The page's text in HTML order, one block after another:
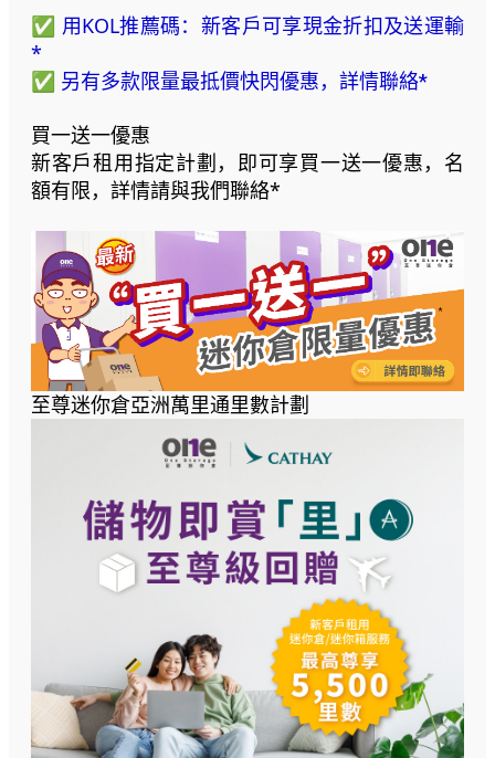
✅ 用KOL推薦碼：新客戶可享現金折扣及送運輸
*
✅ 另有多款限量最抵價快閃優惠，詳情聯絡*
買一送一優惠
新客戶租用指定計劃，即可享買一送一優惠，名
額有限，詳情請與我們聯絡*
至尊迷你倉亞洲萬里通里數計劃